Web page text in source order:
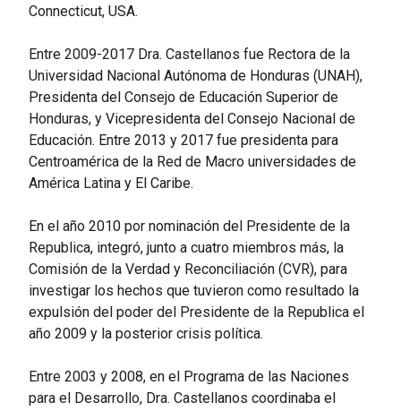
Connecticut, USA.
Entre 2009-2017 Dra. Castellanos fue Rectora de la
Universidad Nacional Autónoma de Honduras (UNAH),
Presidenta del Consejo de Educación Superior de
Honduras, y Vicepresidenta del Consejo Nacional de
Educación. Entre 2013 y 2017 fue presidenta para
Centroamérica de la Red de Macro universidades de
América Latina y El Caribe.
En el año 2010 por nominación del Presidente de la
Republica, integró, junto a cuatro miembros más, la
Comisión de la Verdad y Reconciliación (CVR), para
investigar los hechos que tuvieron como resultado la
expulsión del poder del Presidente de la Republica el
año 2009 y la posterior crisis política.
Entre 2003 y 2008, en el Programa de las Naciones
para el Desarrollo, Dra. Castellanos coordinaba el